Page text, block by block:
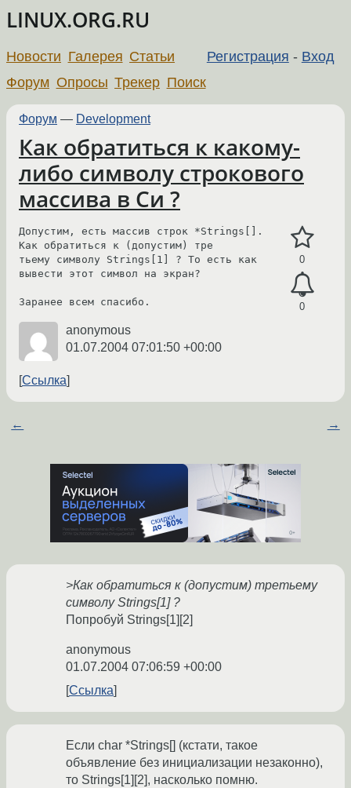
LINUX.ORG.RU
Регистрация - Вход
Новости Галерея Статьи
Форум Опросы Трекер Поиск
Форум — Development
Как обратиться к какому-
либо символу строкового
массива в Си ?
0
0
Допустим, есть массив строк *Strings[].
Как обратиться к (допустим) тре
тьему символу Strings[1] ? То есть как
вывести этот символ на экран?
Заранее всем спасибо.
anonymous
01.07.2004 07:01:50 +00:00
Ссылка
← →
>Как обратиться к (допустим) третьему
символу Strings[1] ?
Попробуй Strings[1][2]
anonymous
01.07.2004 07:06:59 +00:00
Ссылка
Если char *Strings[] (кстати, такое
объявление без инициализации незаконно),
то Strings[1][2], насколько помню.